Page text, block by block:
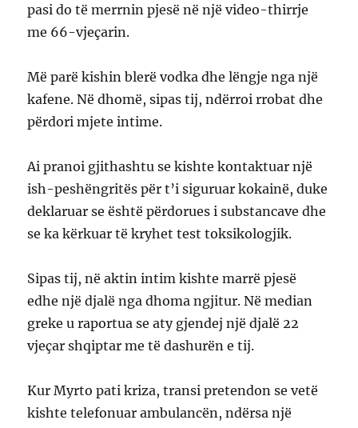
pasi do të merrnin pjesë në një video-thirrje
me 66-vjeçarin.
Më parë kishin blerë vodka dhe lëngje nga një
kafene. Në dhomë, sipas tij, ndërroi rrobat dhe
përdori mjete intime.
Ai pranoi gjithashtu se kishte kontaktuar një
ish-peshëngritës për t’i siguruar kokainë, duke
deklaruar se është përdorues i substancave dhe
se ka kërkuar të kryhet test toksikologjik.
Sipas tij, në aktin intim kishte marrë pjesë
edhe një djalë nga dhoma ngjitur. Në median
greke u raportua se aty gjendej një djalë 22
vjeçar shqiptar me të dashurën e tij.
Kur Myrto pati kriza, transi pretendon se vetë
kishte telefonuar ambulancën, ndërsa një